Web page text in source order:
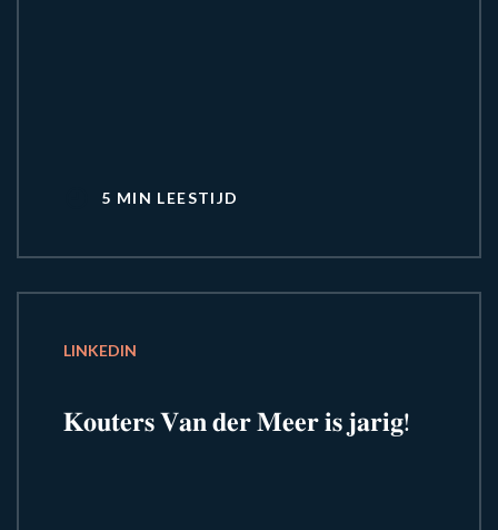
5 MIN LEESTIJD
LINKEDIN
𝐊𝐨𝐮𝐭𝐞𝐫𝐬 𝐕𝐚𝐧 𝐝𝐞𝐫 𝐌𝐞𝐞𝐫 𝐢𝐬 𝐣𝐚𝐫𝐢𝐠!